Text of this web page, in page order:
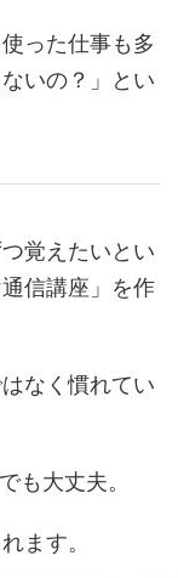
った仕事も多
いの？」とい
覚えたいとい
信講座」を作
なく慣れてい
も大丈夫。
ます。